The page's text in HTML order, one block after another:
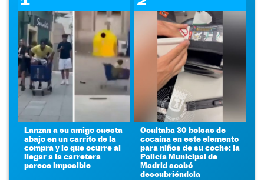
Lanzan a su amigo cuesta
abajo en un carrito de la
compra y lo que ocurre al
llegar a la carretera
parece imposible
Ocultaba 30 bolsas de
cocaína en este elemento
para niños de su coche: la
Policía Municipal de
Madrid acabó
descubriéndola